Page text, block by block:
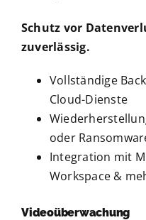
Schutz vor
zuverlässig.
Vollständige
Cloud-Dienste
oder
Integration mit
Workspace &
Videoüberwachung